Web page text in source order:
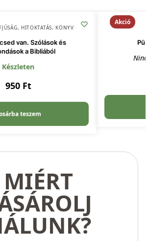
, HITOKTATÁS, KÖNYV
van. Szólások és
a Bibliából
Készleten
950 Ft
teszem
Akció
MIÉRT